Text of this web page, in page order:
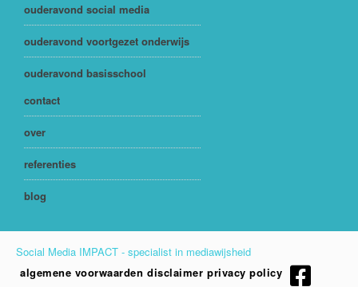
ouderavond social media
ouderavond voortgezet onderwijs
ouderavond basisschool
contact
over
referenties
blog
Social Media IMPACT - specialist in mediawijsheid
algemene voorwaarden disclaimer privacy policy